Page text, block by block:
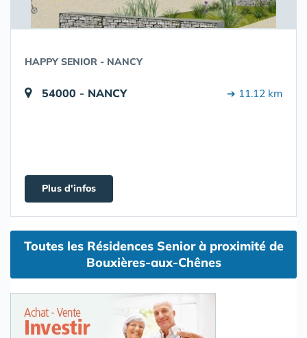
HAPPY SENIOR - NANCY
54000 - NANCY ➔ 11.12 km
Plus d'infos
Toutes les Résidences Senior à proximité de
Bouxières-aux-Chênes